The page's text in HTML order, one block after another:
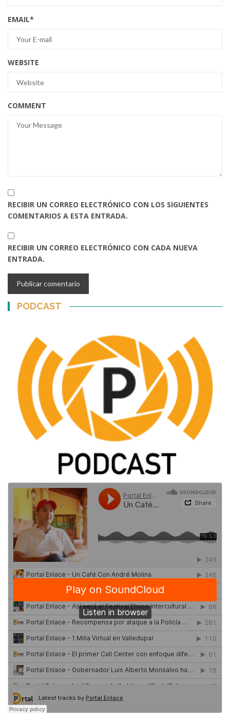
EMAIL*
WEBSITE
COMMENT
RECIBIR UN CORREO ELECTRÓNICO CON LOS SIGUIENTES
COMENTARIOS A ESTA ENTRADA.
RECIBIR UN CORREO ELECTRÓNICO CON CADA NUEVA
ENTRADA.
PODCAST